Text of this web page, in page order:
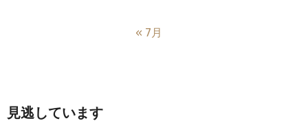
« 7月
見逃しています